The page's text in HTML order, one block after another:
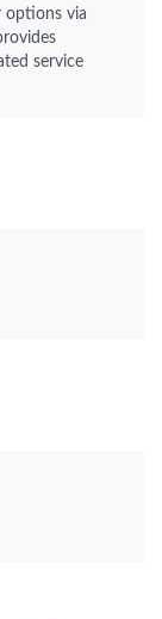
options via
service